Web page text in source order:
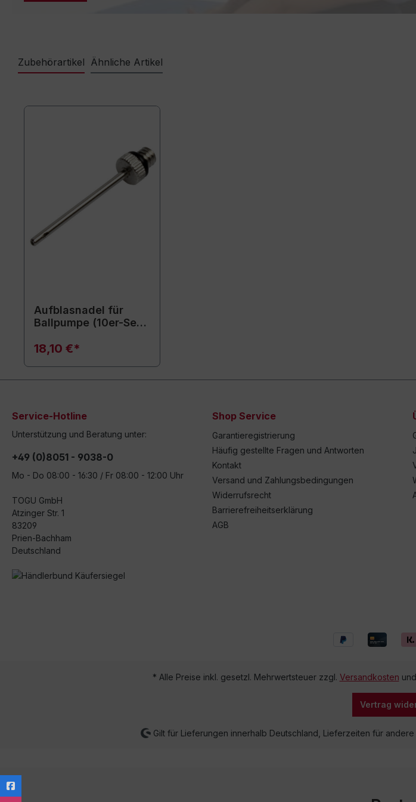
Zubehörartikel Ähnliche Artikel
Aufblasnadel für
Ballpumpe (10er-Set)
18,10 €*
Service-Hotline
Unterstützung und Beratung unter:
+49 (0)8051 - 9038-0
Mo - Do 08:00 - 16:30 / Fr 08:00 - 12:00 Uhr
TOGU GmbH
Atzinger Str. 1
83209
Prien-Bachham
Deutschland
Shop Service
Garantieregistrierung
Häufig gestellte Fragen und Antworten
Kontakt
Versand und Zahlungsbedingungen
Widerrufsrecht
Barrierefreiheitserklärung
AGB
* Alle Preise inkl. gesetzl. Mehrwertsteuer zzgl. Versandkosten
Vertrag
Gilt für Lieferungen innerhalb Deutschland, Lieferzeiten für